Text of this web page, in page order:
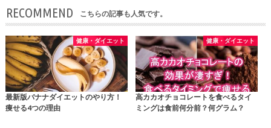
RECOMMEND こちらの記事も人気です。
健康・ダイエット
最新版バナナダイエットのやり方！
痩せる4つの理由
健康・ダイエット
高カカオチョコレートを食べるタイ
ミングは食前何分前？何グラム？